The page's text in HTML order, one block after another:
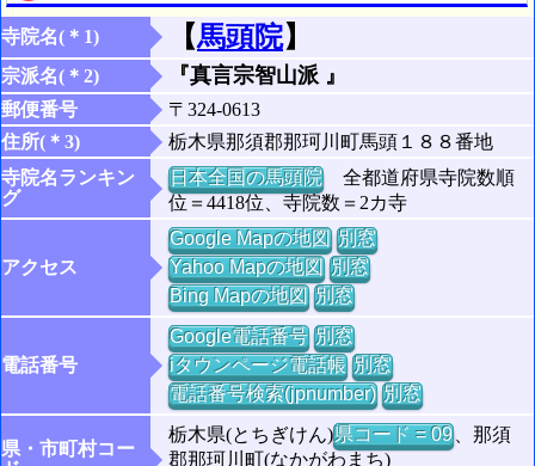
寺院名(＊1) 【馬頭院】
宗派名(＊2) 『真言宗智山派 』
郵便番号
〒324-0613
住所(＊3)
栃木県那須郡那珂川町馬頭１８８番地
寺院名ランキン
グ
日本全国の馬頭院全都道府県寺院数順
位＝4418位、寺院数＝2カ寺
アクセス
Google Mapの地図 別窓
Yahoo Mapの地図 別窓
Bing Mapの地図 別窓
電話番号
Google電話番号 別窓
iタウンページ電話帳 別窓
電話番号検索(jpnumber) 別窓
県・市町村コー
栃木県(とちぎけん)県コード = 09、那須
郡那珂川町(なかがわまち)